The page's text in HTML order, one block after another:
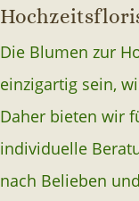
Die Blumen zur
einzigartig sein,
Daher bieten wir
individuelle
nach Belieben